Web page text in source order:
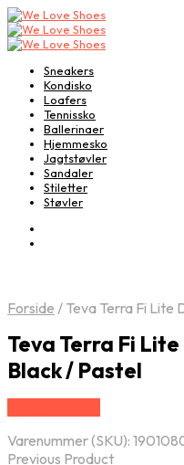
Sneakers
Kondisko
Loafers
Tennissko
Ballerinaer
Hjemmesko
Jagtstøvler
Sandaler
Stiletter
Støvler
Forside / Teva Terra Fi Lite
Teva Terra Fi
Black / Pastel
Varenummer (SKU):
Previous Product